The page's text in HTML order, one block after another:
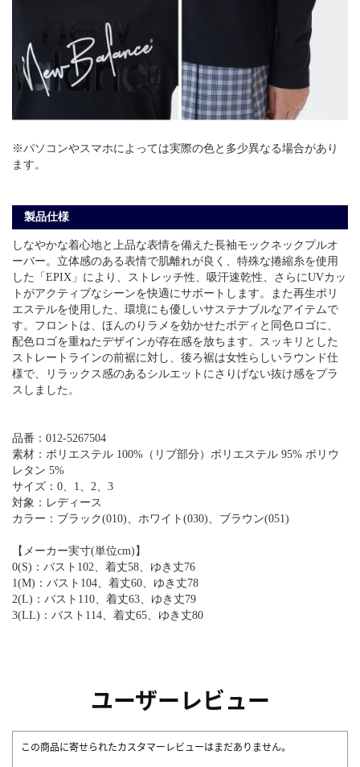
※パソコンやスマホによっては実際の色と多少異なる場合があり
ます。
製品仕様
しなやかな着心地と上品な表情を備えた長袖モックネックプルオ
ーバー。立体感のある表情で肌離れが良く、特殊な捲縮糸を使用
した「EPIX」により、ストレッチ性、吸汗速乾性、さらにUVカッ
トがアクティブなシーンを快適にサポートします。また再生ポリ
エステルを使用した、環境にも優しいサステナブルなアイテムで
す。フロントは、ほんのりラメを効かせたボディと同色ロゴに、
配色ロゴを重ねたデザインが存在感を放ちます。スッキリとした
ストレートラインの前裾に対し、後ろ裾は女性らしいラウンド仕
様で、リラックス感のあるシルエットにさりげない抜け感をプラ
スしました。
品番：012-5267504
素材：ポリエステル 100%（リブ部分）ポリエステル 95% ポリウ
レタン 5%
サイズ：0、1、2、3
対象：レディース
カラー：ブラック(010)、ホワイト(030)、ブラウン(051)
【メーカー実寸(単位cm)】
0(S)：バスト102、着丈58、ゆき丈76
1(M)：バスト104、着丈60、ゆき丈78
2(L)：バスト110、着丈63、ゆき丈79
3(LL)：バスト114、着丈65、ゆき丈80
ユーザーレビュー
この商品に寄せられたカスタマーレビューはまだありません。